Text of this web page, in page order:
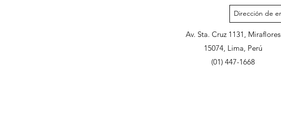
Av. Sta. Cruz 1131, Miraflores
15074, Lima, Perú
(01) 447-1668